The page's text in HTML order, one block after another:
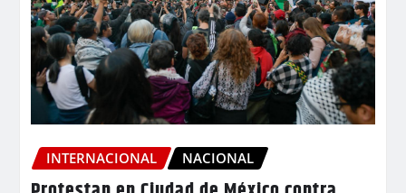
INTERNACIONAL NACIONAL